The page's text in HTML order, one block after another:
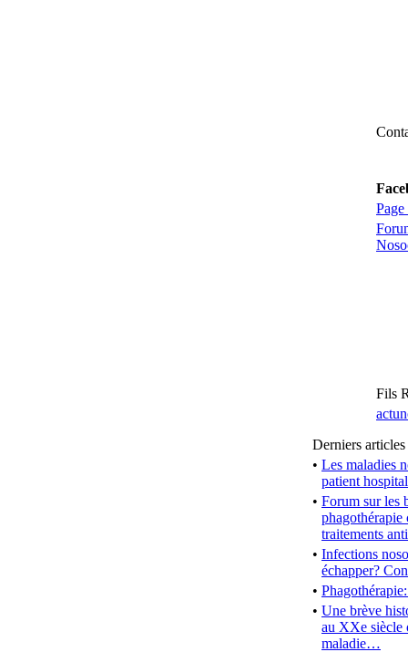
Fils
Derniers articles
• Les maladies
patient
• Forum sur les
phagothérapie
traitements
• Infections
échapper?
•
• Une brève
au XXe siècle
maladie…